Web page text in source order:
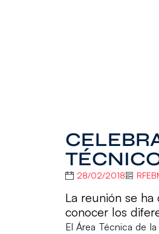
28/02/2018
La reunión se ha
conocer los
ElÁrea Técnica de